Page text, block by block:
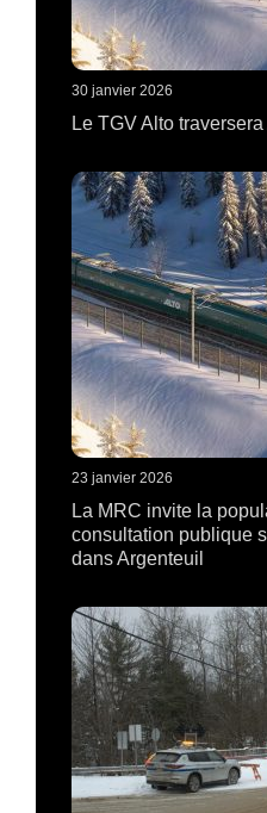
30 janvier 2026
Le TGV Alto traversera
23 janvier 2026
La MRC invite la
consultation publique
dans Argenteuil